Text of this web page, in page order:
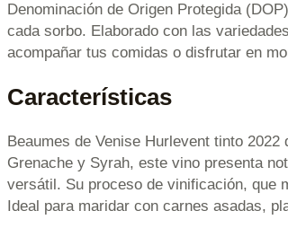
Denominación de Origen Protegida
cada sorbo. Elaborado con las
acompañar tus comidas o disfrutar en
Características
Beaumes de Venise Hurlevent tinto
Grenache y Syrah, este vino presenta
versátil. Su proceso de vinificación, que
Ideal para maridar con carnes asadas,